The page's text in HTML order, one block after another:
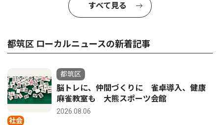
すべて見る
都筑区 ローカルニュースの新着記事
社会
都筑区
脳トレに、仲間づくりに 雀卓導入、健康
麻雀教室も 大熊スポーツ会館
2026.08.06